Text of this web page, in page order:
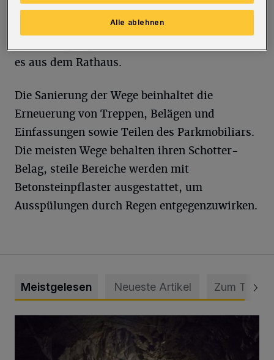
Bauabschnitt erfolgt der Umbau der Worringer
Treppe. Voraussichtlich ab Anfang Juni ist
es aus dem Rathaus.
Die Sanierung der Wege beinhaltet die
Erneuerung von Treppen, Belägen und
Einfassungen sowie Teilen des Parkmobiliars.
Die meisten Wege behalten ihren Schotter-
Belag, steile Bereiche werden mit
Betonsteinpflaster ausgestattet, um
Ausspülungen durch Regen entgegenzuwirken.
Meistgelesen Neueste Artikel Zum Thema
Alle ablehnen